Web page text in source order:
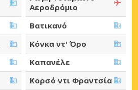
Αεροδρόμιο
Βατικανό
Κόνκα ντ' Όρο
Καπανέλε
Κορσό ντι Φραντσία